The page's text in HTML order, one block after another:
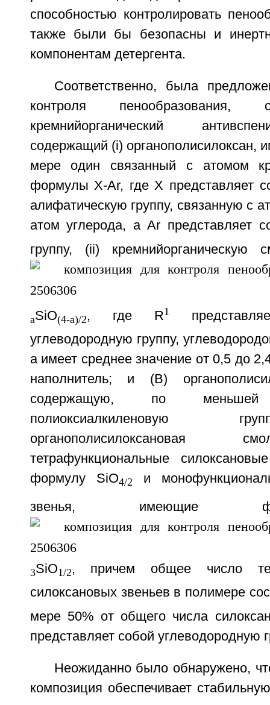
способностью контролировать
также были бы безопасны и
компонентам детергента.
Соответственно, была
контроля пенообразования,
кремнийорганический
содержащий (i)
мере один связанный с атомом
формулы X-Ar, где X представляет
алифатическую группу, связанную с
атом углерода, а Ar представляет
группу, (ii)
aSiO(4-a)/2, где R1
углеводородную группу,
а имеет среднее значение от 0,5 до
наполнитель; и (В)
содержащую, по
полиоксиалкиленовую
органополисилоксановая
тетрафункциональные
формулу SiO4/2
и
звенья, имеющие
3SiO1/2, причем общее число
силоксановых звеньев в полимере
мере 50% от общего числа
представляет собой углеводородную
Неожиданно было обнаружено,
композиция обеспечивает